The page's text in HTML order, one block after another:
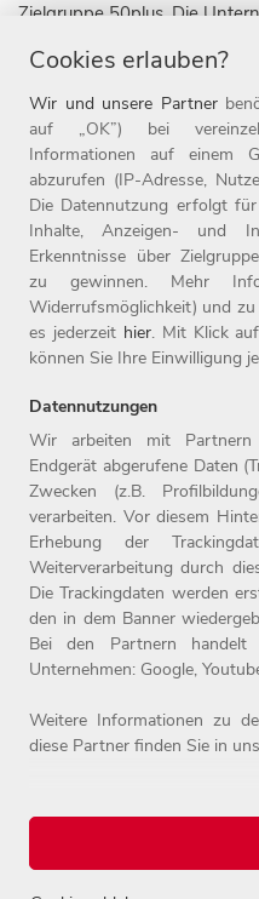
Zielgruppe 50plus. Die
zehn Marken in zehn
Ende 2019 gehört die
Die Witt-Gruppe ist mit rund
einer der größten
einer der beliebtesten
Unternehmen zum neunten
ausgezeichnet. Seit 1987
Weiden Teil der Otto Group.
Onlineumsatz von rund 9,9
größten Onlinehändlern.
Home
Arbeitgeber
Benefits
Jobs
Alle
Einstellungen
Cookies erlauben?
Wir und unsere Partner
auf „OK”) bei
Informationen auf einem
abzurufen (IP-Adresse,
Die Datennutzung erfolgt
Inhalte, Anzeigen- und
Erkenntnisse über
zu gewinnen. Mehr
Widerrufsmöglichkeit) und
es jederzeit hier. Mit Klick
können Sie Ihre Einwilligung
Datennutzungen
Wir arbeiten mit
Endgerät abgerufene Daten
Zwecken (z.B.
verarbeiten. Vor diesem
Erhebung der
Weiterverarbeitung durch
Die Trackingdaten werden
den in dem Banner
Bei den Partnern
Unternehmen: Google,
Weitere Informationen zu
diese Partner finden Sie in